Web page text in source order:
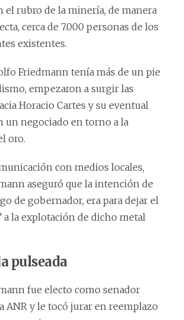
el rubro de la minería, de manera
cerca de 7.000 personas de los
existentes.
Friedmann tenía más de un pie
empezaron a surgir las
Horacio Cartes y su eventual
un negociado en torno a la
oro.
con medios locales,
aseguró que la intención de
de gobernador, era para dejar el
a la explotación de dicho metal
pulseada
fue electo como senador
ANR y le tocó jurar en reemplazo